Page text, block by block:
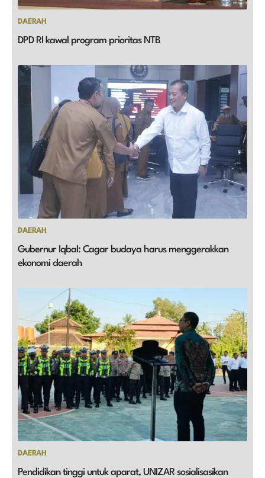
DAERAH
DPD RI kawal program prioritas NTB
DAERAH
Gubernur Iqbal: Cagar budaya harus menggerakkan
ekonomi daerah
DAERAH
Pendidikan tinggi untuk aparat, UNIZAR sosialisasikan